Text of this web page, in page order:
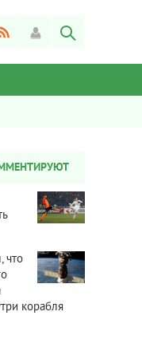
что
корабля